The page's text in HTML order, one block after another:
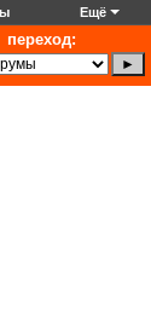
Ещё
переход: